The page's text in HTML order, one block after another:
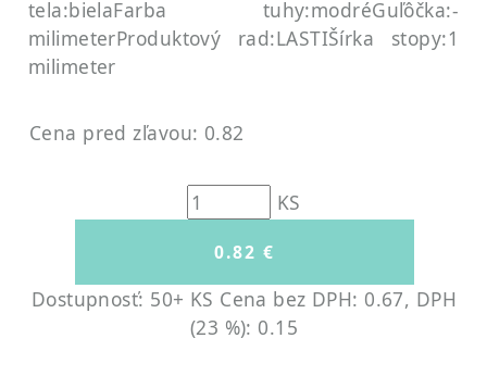
tela:bielaFarba tuhy:modréGuľôčka:-
milimeterProduktový rad:LASTIŠírka stopy:1
milimeter
Cena pred zľavou: 0.82
KS
Dostupnosť: 50+ KS Cena bez DPH: 0.67, DPH
(23 %): 0.15